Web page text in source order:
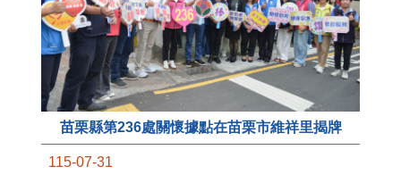
苗栗縣第236處關懷據點在苗栗市維祥里揭牌
115-07-31